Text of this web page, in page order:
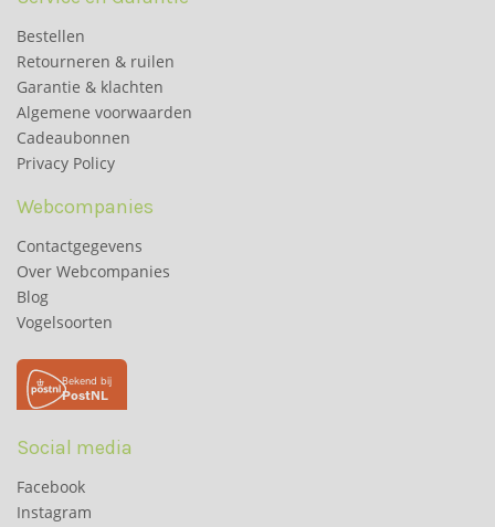
Bestellen
Retourneren & ruilen
Garantie & klachten
Algemene voorwaarden
Cadeaubonnen
Privacy Policy
Webcompanies
Contactgegevens
Over Webcompanies
Blog
Vogelsoorten
Social media
Facebook
Instagram